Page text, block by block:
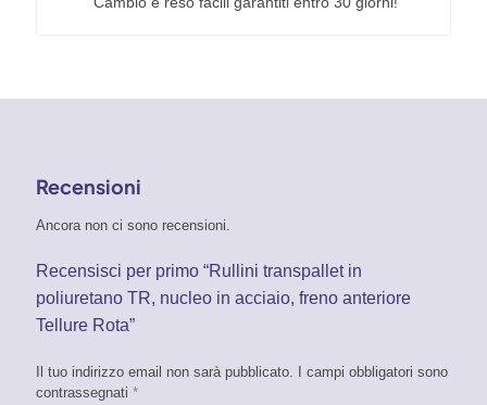
Recensioni
Ancora non ci sono recensioni.
Recensisci per primo “Rullini transpallet in
poliuretano TR, nucleo in acciaio, freno anteriore
Tellure Rota”
Il tuo indirizzo email non sarà pubblicato.
I campi obbligatori sono
contrassegnati *